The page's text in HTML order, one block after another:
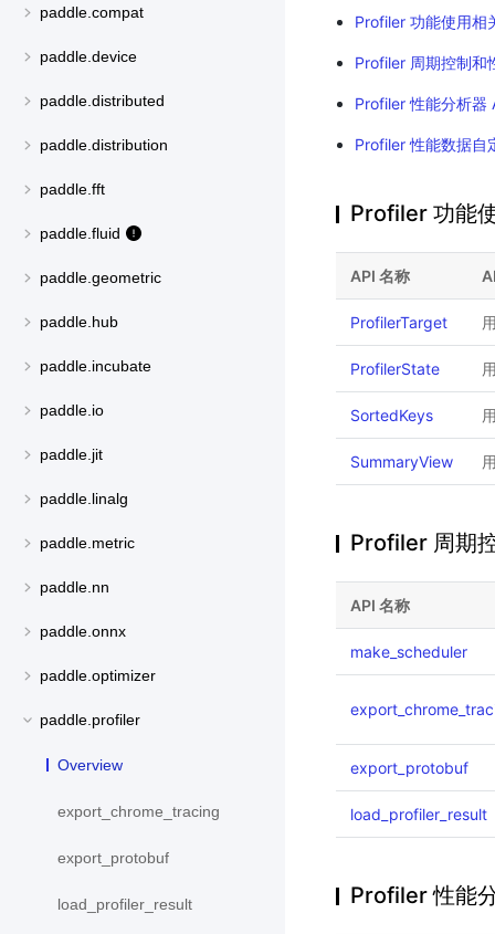
paddle.compat
paddle.device
paddle.distributed
paddle.distribution
paddle.fft
paddle.fluid
paddle.geometric
paddle.hub
paddle.incubate
paddle.io
paddle.jit
paddle.linalg
paddle.metric
paddle.nn
paddle.onnx
paddle.optimizer
paddle.profiler
Overview
export_chrome_tracing
export_protobuf
load_profiler_result
Profiler 功能使用相
Profiler 周期控制和
Profiler 性能分析器
Profiler 性能数据自
Profiler 功能
API 名称
ProfilerTarget
ProfilerState
SortedKeys
SummaryView
Profiler 周期
API 名称
make_scheduler
export_protobuf
load_profiler_result
Profiler 性能